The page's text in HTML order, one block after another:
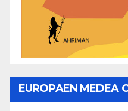
EUROPAEN MEDEA